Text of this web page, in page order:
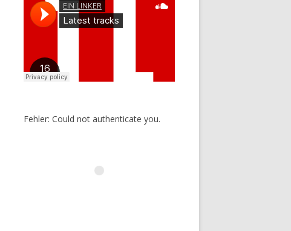
Fehler: Could not authenticate you.